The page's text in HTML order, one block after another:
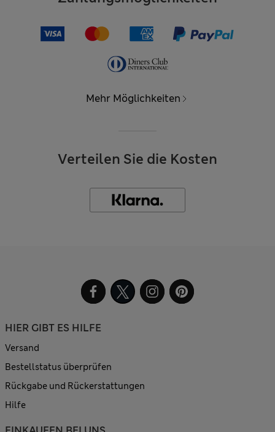
Mehr Möglichkeiten
Verteilen Sie die Kosten
HIER GIBT ES HILFE
Versand
Bestellstatus überprüfen
Rückgabe und Rückerstattungen
Hilfe